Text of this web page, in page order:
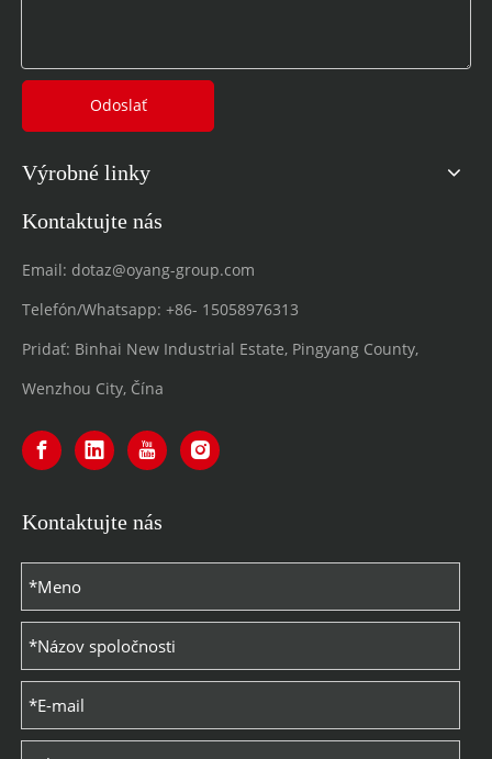
Odoslať
Výrobné linky
Kontaktujte nás
Email: dotaz@oyang-group.com
Telefón/Whatsapp: +86- 15058976313
Pridať: Binhai New Industrial Estate, Pingyang County,
Wenzhou City, Čína
Kontaktujte nás